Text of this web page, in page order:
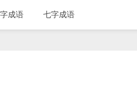
成语 七字成语